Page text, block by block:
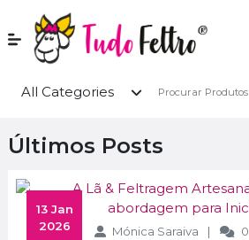
All Categories
Últimos Posts
Mónica Saraiva 0
2026